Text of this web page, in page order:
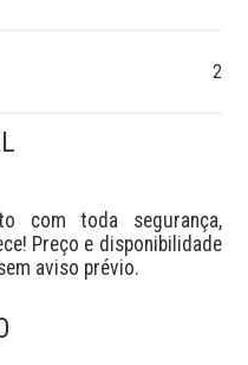
2
com toda segurança,
Preço e disponibilidade
aviso prévio.